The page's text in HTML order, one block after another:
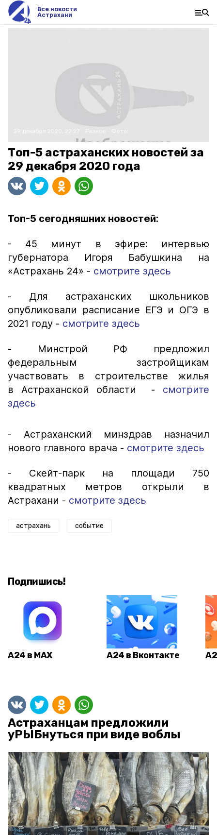
Все новости
Астрахани
Топ-5 астраханских новостей за
29 декабря 2020 года
Топ-5 сегодняшних новостей:
- 45 минут в эфире: интервью
губернатора Игоря Бабушкина на
«Астрахань 24» - смотрите здесь
- Для астраханских школьников
опубликовали расписание ЕГЭ и ОГЭ в
2021 году - смотрите здесь
- Минстрой РФ предложил
федеральным застройщикам
участвовать в строительстве жилья
в Астраханской области - смотрите
здесь
- Астраханский минздрав назначил
нового главного врача - смотрите здесь
- Скейт-парк на площади 750
квадратных метров открыли в
Астрахани - смотрите здесь
астрахань событие
Подпишись!
А24 в MAX А24 в Вконтакте
Астраханцам предложили
уРЫБнуться при виде воблы